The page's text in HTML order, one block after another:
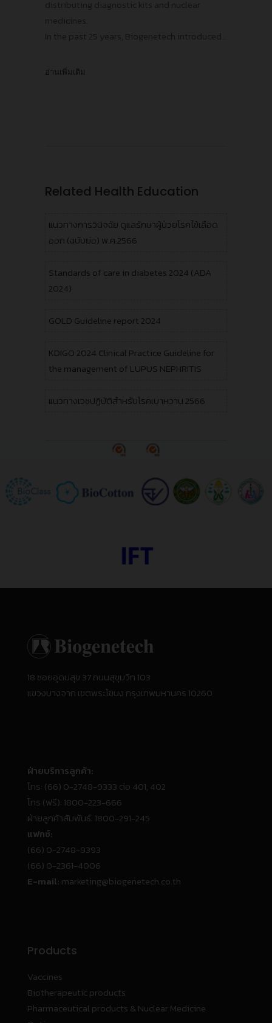
pharmaceuticals, contributing to the
อ่านเพิ่มเติม
Related Health Education
แนวทางการวินิจฉัย ดูแลรักษาผู้ป่วยโรคไข้เลือด
ออก (ฉบับย่อ) พ.ศ.2566
Standards of care in diabetes 2024 (ADA
2024)
GOLD Guideline report 2024
KDIGO 2024 Clinical Practice Guideline for
the management of LUPUS NEPHRITIS
แนวทางเวชปฏิบัติสำหรับโรคเบาหวาน 2566
18 ซอยอุดมสุข 37 ถนนสุขุมวิท 103
แขวงบางจาก เขตพระโขนง กรุงเทพมหานคร 10260
ฝ่ายบริการลูกค้า:
โทร: (66) 0-2748-9333 ต่อ 401, 402
โทร (ฟรี): 1800-223-666
ฝ่ายลูกค้าสัมพันธ์: 1800-291-245
แฟกซ์:
(66) 0-2748-9393
(66) 0-2361-4006
E-mail: marketing@biogenetech.co.th
Products
Vaccines
Biotherapeutic products
Pharmaceutical products & Nuclear Medicine